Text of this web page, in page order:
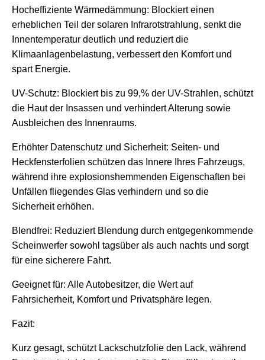
Hocheffiziente Wärmedämmung: Blockiert einen
erheblichen Teil der solaren Infrarotstrahlung, senkt die
Innentemperatur deutlich und reduziert die
Klimaanlagenbelastung, verbessert den Komfort und
spart Energie.
UV-Schutz: Blockiert bis zu 99,% der UV-Strahlen, schützt
die Haut der Insassen und verhindert Alterung sowie
Ausbleichen des Innenraums.
Erhöhter Datenschutz und Sicherheit: Seiten- und
Heckfensterfolien schützen das Innere Ihres Fahrzeugs,
während ihre explosionshemmenden Eigenschaften bei
Unfällen fliegendes Glas verhindern und so die
Sicherheit erhöhen.
Blendfrei: Reduziert Blendung durch entgegenkommende
Scheinwerfer sowohl tagsüber als auch nachts und sorgt
für eine sicherere Fahrt.
Geeignet für: Alle Autobesitzer, die Wert auf
Fahrsicherheit, Komfort und Privatsphäre legen.
Fazit:
Kurz gesagt, schützt Lackschutzfolie den Lack, während